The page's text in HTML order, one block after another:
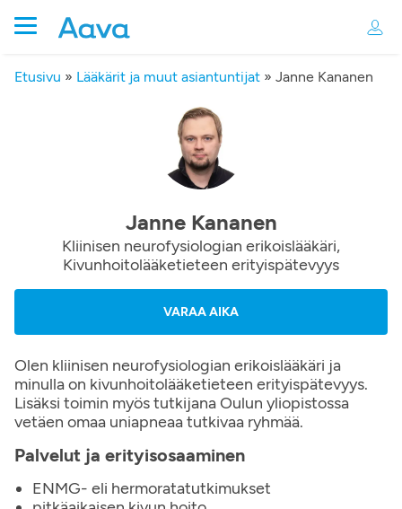
Etusivu » Lääkärit ja muut asiantuntijat » Janne Kananen
Janne Kananen
Kliinisen neurofysiologian erikoislääkäri,
Kivunhoitolääketieteen erityispätevyys
VARAA AIKA
Olen kliinisen neurofysiologian erikoislääkäri ja
minulla on kivunhoitolääketieteen erityispätevyys.
Lisäksi toimin myös tutkijana Oulun yliopistossa
vetäen omaa uniapneaa tutkivaa ryhmää.
Palvelut ja erityisosaaminen
ENMG- eli hermoratatutkimukset